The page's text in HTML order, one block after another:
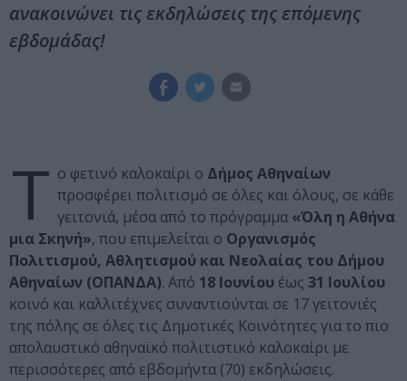
ανακοινώνει τις εκδηλώσεις της επόμενης
εβδομάδας!
Τ ο φετινό καλοκαίρι ο Δήμος Αθηναίων
προσφέρει πολιτισμό σε όλες και όλους, σε κάθε
γειτονιά, μέσα από το πρόγραμμα «Όλη η Αθήνα
μια Σκηνή», που επιμελείται ο Οργανισμός
Πολιτισμού, Αθλητισμού και Νεολαίας του Δήμου
Αθηναίων (ΟΠΑΝΔΑ). Από 18 Ιουνίου έως 31 Ιουλίου
κοινό και καλλιτέχνες συναντιούνται σε 17 γειτονιές
της πόλης σε όλες τις Δημοτικές Κοινότητες για το πιο
απολαυστικό αθηναϊκό πολιτιστικό καλοκαίρι με
περισσότερες από εβδομήντα (70) εκδηλώσεις.